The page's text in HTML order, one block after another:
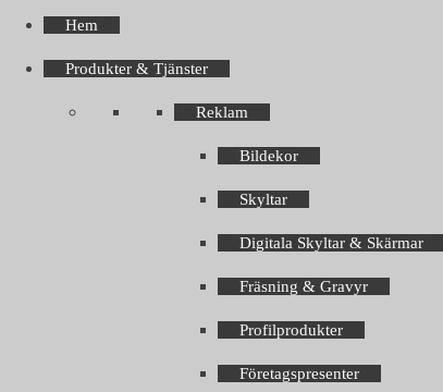
Hem
Produkter & Tjänster
Reklam
Bildekor
Skyltar
Digitala Skyltar & Skärmar
Fräsning & Gravyr
Profilprodukter
Företagspresenter